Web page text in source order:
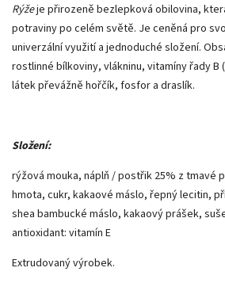
Rýžeje přirozeně bezlepková obilovina,
potraviny po celém světě. Je ceněná pro
univerzální využití a jednoduché složení.
rostlinné bílkoviny, vlákninu, vitamíny řady B
látek převážně hořčík, fosfor a draslík.
Složení:
rýžová mouka, náplň / postřik 25% z tmavé
hmota, cukr, kakaové máslo, řepný lecitin,
shea bambucké máslo, kakaový prášek,
antioxidant: vitamín E
Extrudovaný výrobek.